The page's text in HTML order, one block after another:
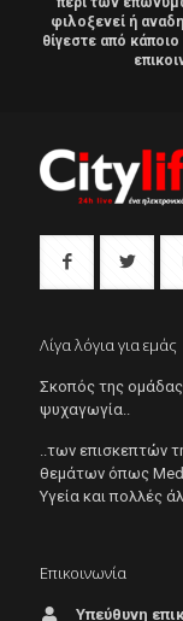
φιλοξενεί ή
θίγεστε από
Λίγα λόγια για εμάς
Σκοπός της ομάδας
ψυχαγωγία..
..των επισκεπτών
θεμάτων όπως
Υγεία και πολλές
Επικοινωνία
Υπεύθυνη